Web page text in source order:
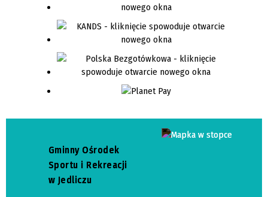
Gminny Ośrodek
Sportu i Rekreacji
w Jedliczu